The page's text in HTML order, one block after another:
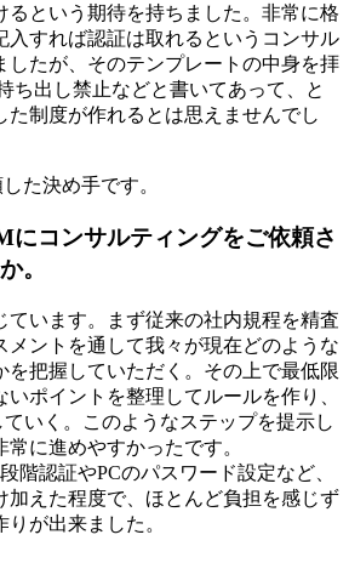
るという期待を持ちました。非常に格
入すれば認証は取れるというコンサル
したが、そのテンプレートの中身を拝
ち出し禁止などと書いてあって、と
た制度が作れるとは思えませんでし
た決め手です。
コンサルティングをご依頼さ
。
ています。まず従来の社内規程を精査
メントを通して我々が現在どのような
を把握していただく。その上で最低限
ポイントを整理してルールを作り、
いく。このようなステップを提示し
に進めやすかったです。
階認証やPCのパスワード設定など、
加えた程度で、ほとんど負担を感じず
が出来ました。